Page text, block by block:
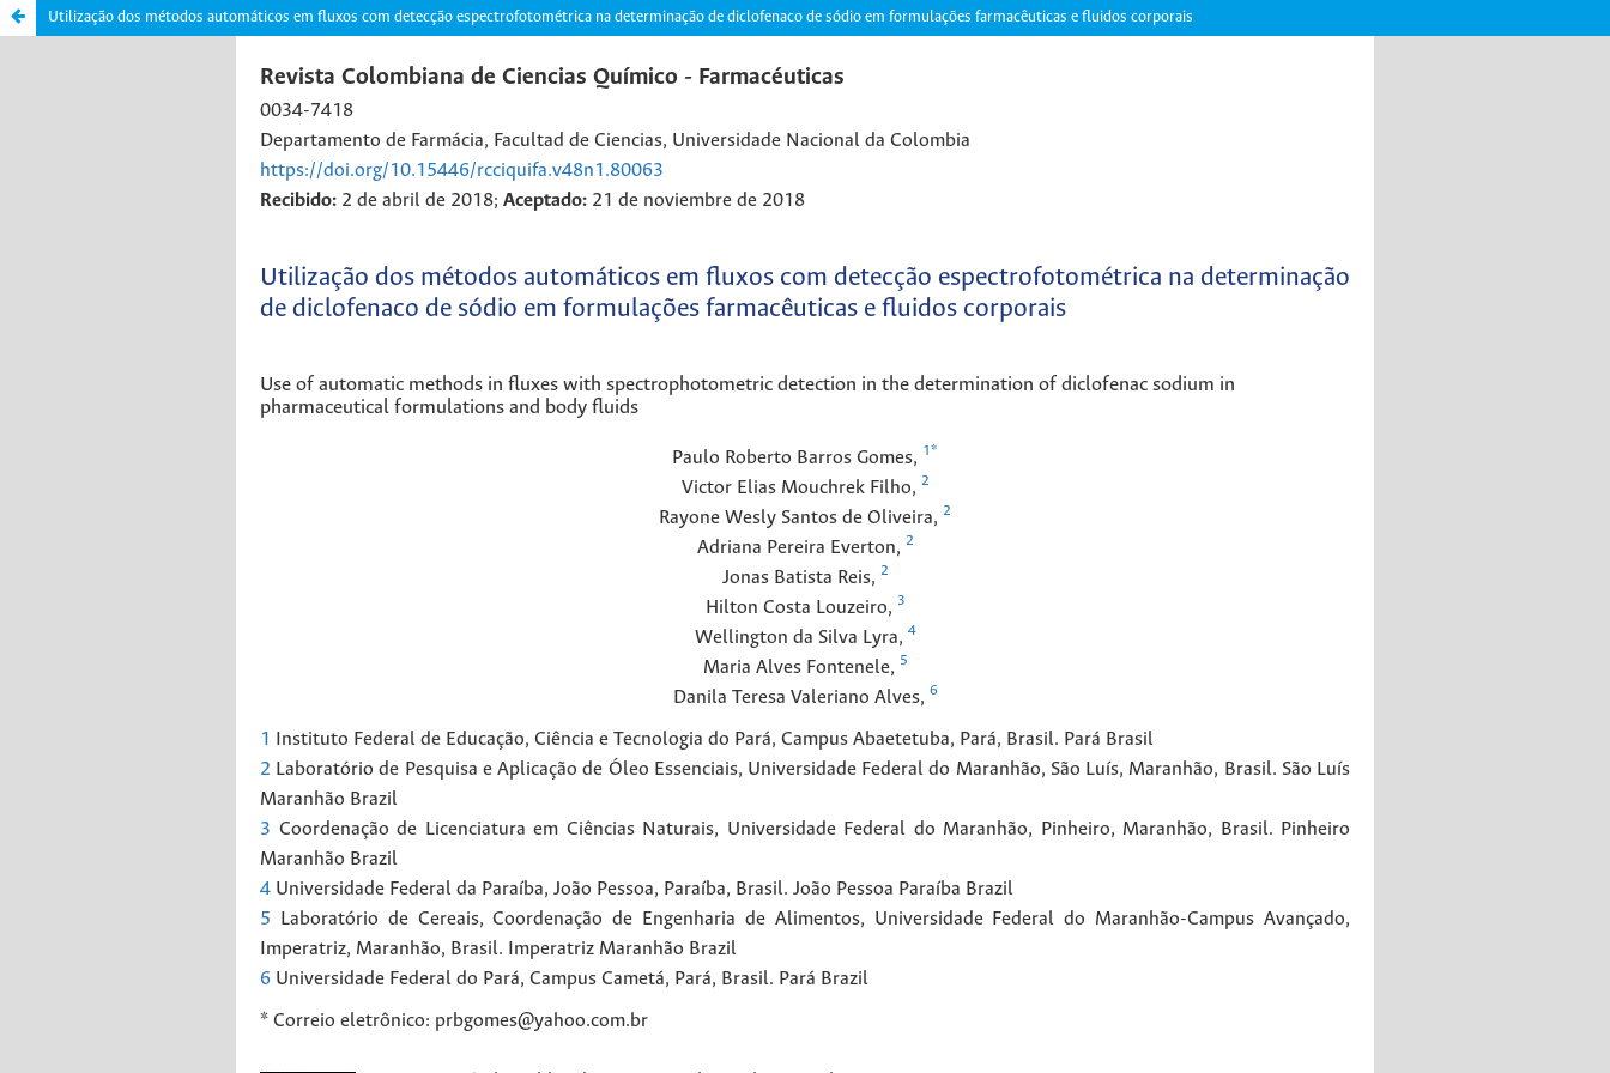
Utilização dos métodos automáticos em fluxos com detecção espectrofotométrica na determinação de diclofenaco de sódio em formulações farmacêuticas e fluidos corporais